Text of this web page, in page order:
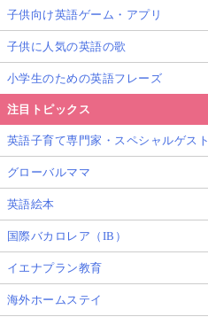
子供向け英語ゲーム・アプリ
子供に人気の英語の歌
小学生のための英語フレーズ
注目トピックス
英語子育て専門家・スペシャルゲスト
グローバルママ
英語絵本
国際バカロレア（IB）
イエナプラン教育
海外ホームステイ